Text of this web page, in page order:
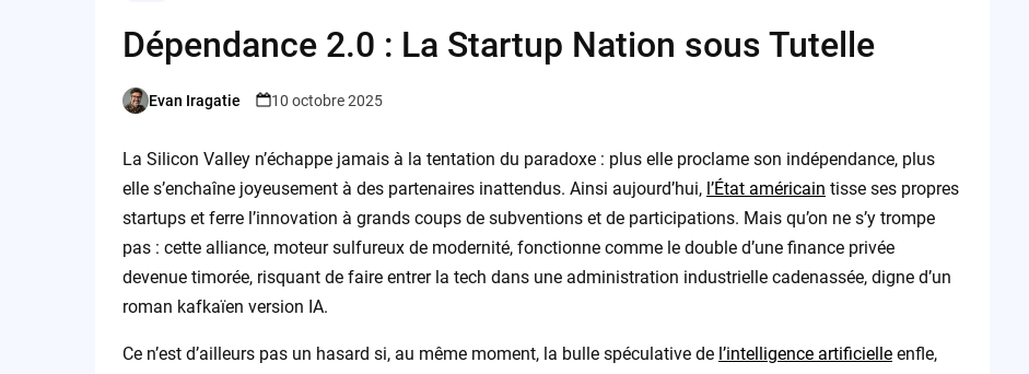
Dépendance 2.0 : La Startup Nation sous Tutelle
Posted
Evan Iragatie 10 octobre 2025
La Silicon Valley n’échappe jamais à la tentation du paradoxe : plus elle proclame son indépendance, plus
elle s’enchaîne joyeusement à des partenaires inattendus. Ainsi aujourd’hui, l’État américain tisse ses propres
startups et ferre l’innovation à grands coups de subventions et de participations. Mais qu’on ne s’y trompe
pas : cette alliance, moteur sulfureux de modernité, fonctionne comme le double d’une finance privée
devenue timorée, risquant de faire entrer la tech dans une administration industrielle cadenassée, digne d’un
roman kafkaïen version IA.
Ce n’est d’ailleurs pas un hasard si, au même moment, la bulle spéculative de l’intelligence artificielleenfle,